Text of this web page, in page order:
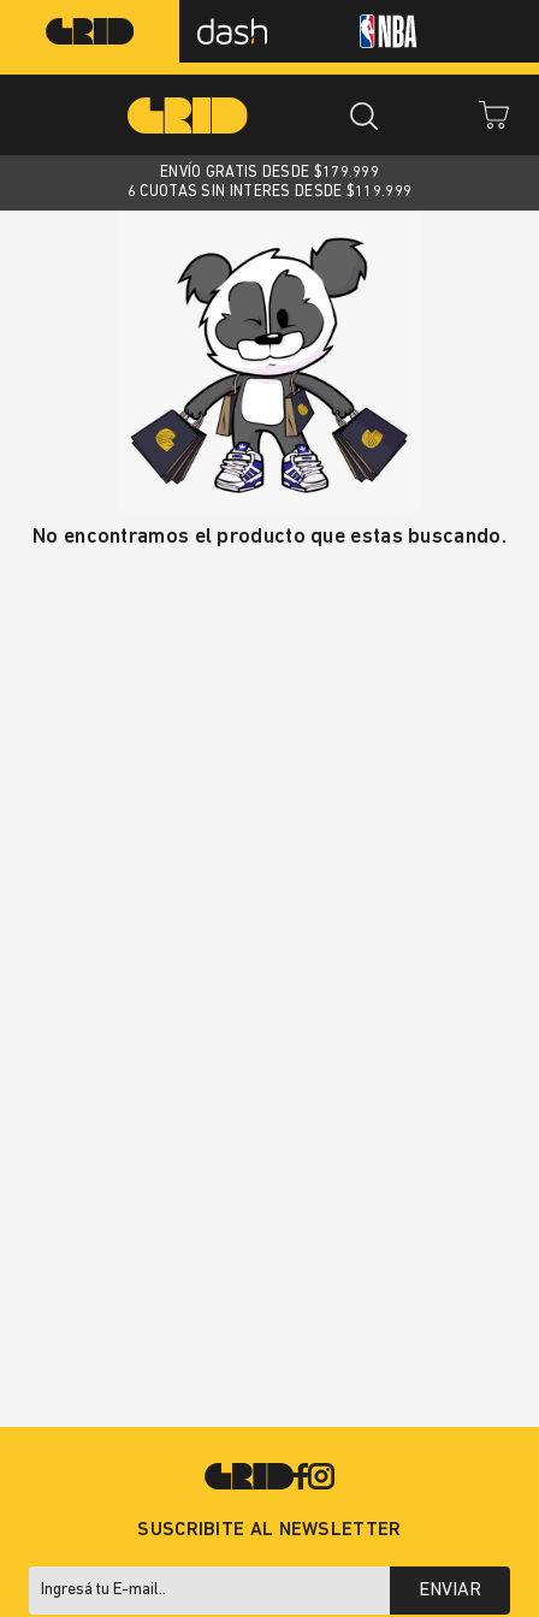
ENVÍO GRATIS DESDE $179.999
6 CUOTAS SIN INTERES DESDE $119.999
No encontramos el producto que estas buscando.
SUSCRIBITE AL NEWSLETTER
ENVIAR